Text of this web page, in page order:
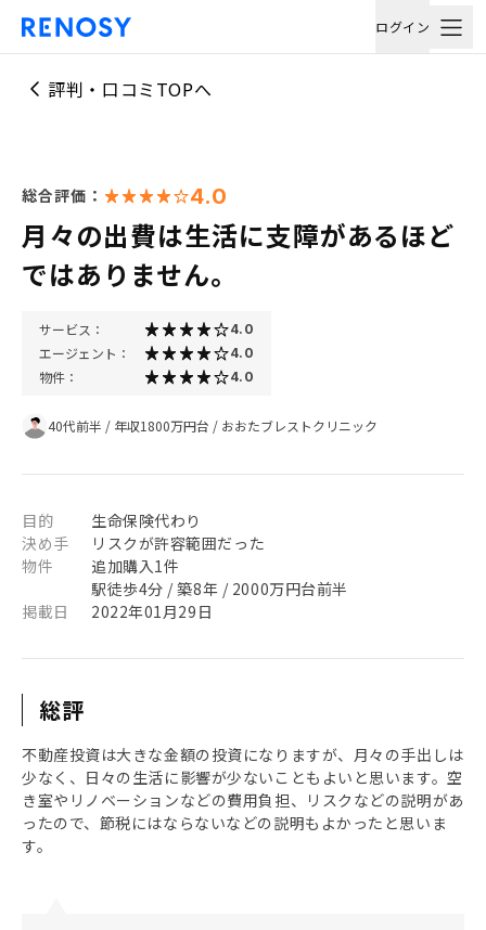
ログイン
評判・口コミTOPへ
総合評価： 4.0
月々の出費は生活に支障があるほど
ではありません。
サービス： 4.0
エージェント： 4.0
物件： 4.0
40代前半 / 年収1800万円台 / おおたブレストクリニック
目的
生命保険代わり
決め手
リスクが許容範囲だった
物件
追加購入1件
駅徒歩4分 / 築8年 / 2000万円台前半
掲載日
2022年01月29日
総評
不動産投資は大きな金額の投資になりますが、月々の手出しは
少なく、日々の生活に影響が少ないこともよいと思います。空
き室やリノベーションなどの費用負担、リスクなどの説明があ
ったので、節税にはならないなどの説明もよかったと思いま
す。